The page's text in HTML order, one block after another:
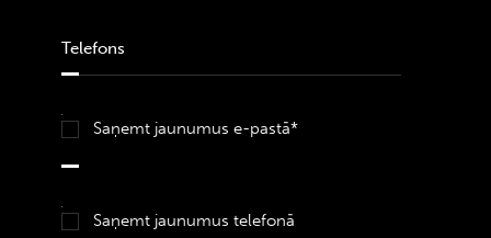
Saņemt jaunumus e-pastā*
Saņemt jaunumus telefonā